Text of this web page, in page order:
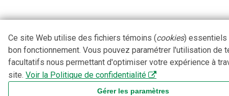
Ce site Web utilise des fichiers témoins (cookies) essentiels
bon fonctionnement. Vous pouvez paramétrer l'utilisation de
facultatifs nous permettant d'optimiser votre expérience à
site. Voir la Politique de confidentialité
Gérer les paramètres